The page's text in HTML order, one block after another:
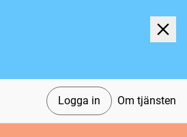
Logga in Om tjänsten